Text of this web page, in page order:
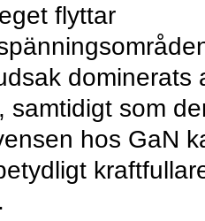
flyttar
dominerats
samtidigt som
hos GaN